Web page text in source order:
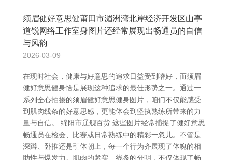
须眉健好意思健莆田市湄洲湾北岸经济开发区山亭
道锐网络工作室身图片还经常展现出畅通员的自信
与风韵
2026-03-09
在现时社会，健康与好意思的追求日益受到嗜好，而须眉
健好意思健身恰是展现这种追求的最佳形势之一。通过一
系列全心拍摄的须眉健好意思健身图片，咱们不仅能感受
到肌肉线条的好意思感，更能体会到坚执熟练所带来的力
量与自信。 绵阳市辽舰百货 这些图片经常捕捉了健好意思
畅通员在检会、比赛或日常熟练中的精彩一忽儿。不管是
深蹲、卧推还是引体朝上，每一个行为齐展现了体魄的相
助性与爆发力。肌肉的紧实、线条的分明，不仅体现了畅